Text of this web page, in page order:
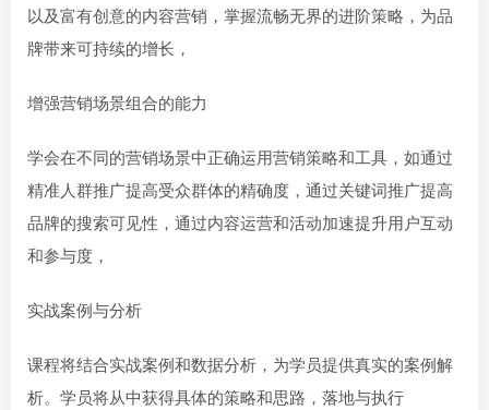
以及富有创意的内容营销，掌握流畅无界的进阶策略，为品
牌带来可持续的增长，
增强营销场景组合的能力
学会在不同的营销场景中正确运用营销策略和工具，如通过
精准人群推广提高受众群体的精确度，通过关键词推广提高
品牌的搜索可见性，通过内容运营和活动加速提升用户互动
和参与度，
实战案例与分析
课程将结合实战案例和数据分析，为学员提供真实的案例解
析。学员将从中获得具体的策略和思路，落地与执行